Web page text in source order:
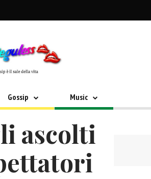
Gossip Music
ascolti